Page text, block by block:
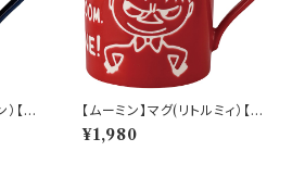
【M
【ムーミン】マグ(リトルミィ）【M
M9000】MM9002-11
¥1,980